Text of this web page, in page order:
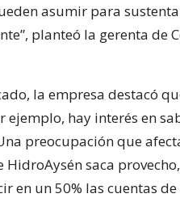
asumir para
planteó la gerenta de
la empresa destacó
ejemplo, hay interés en
preocupación que
HidroAysén saca
en un 50% las cuentas